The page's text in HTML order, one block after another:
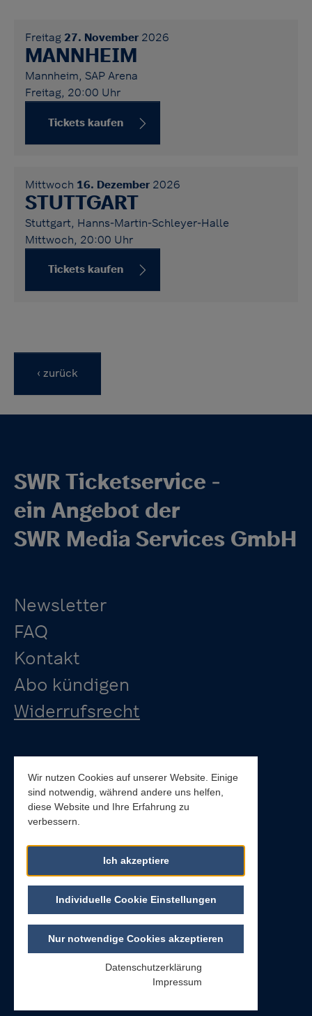
Wir nutzen Cookies auf unserer Website. Einige
sind notwendig, während andere uns helfen,
diese Website und Ihre Erfahrung zu
verbessern.
Ich akzeptiere
Individuelle Cookie Einstellungen
Nur notwendige Cookies akzeptieren
Datenschutzerklärung
Impressum
Freitag 27. November 2026
MANNHEIM
Mannheim, SAP Arena
Freitag, 20:00 Uhr
Tickets kaufen
Mittwoch 16. Dezember 2026
STUTTGART
Stuttgart, Hanns-Martin-Schleyer-Halle
Mittwoch, 20:00 Uhr
Tickets kaufen
‹ zurück
SWR Ticketservice -
ein Angebot der
SWR Media Services GmbH
Newsletter
FAQ
Kontakt
Abo kündigen
Widerrufsrecht
Sitemap
Impressum
AGB
Barrierefreiheitserklärung
© 2026 SWR Ticketservice